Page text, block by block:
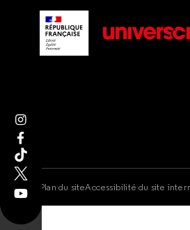
Suivez nous sur Instagram
Suivez nous sur Facebook
Suivez nous sur Youtube
Plan du siteAccessibilité du site